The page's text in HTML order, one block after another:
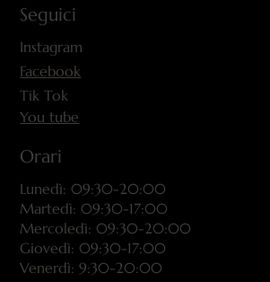
Seguici
Instagram
Facebook
Tik Tok
You tube
Orari
Lunedì: 09:30-20:00
Martedì: 09:30-17:00
Mercoledì: 09:30-20:00
Giovedì: 09:30-17:00
Venerdì: 9:30-20:00